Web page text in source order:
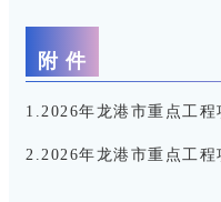
附 件
1.2026年龙港市重点工程
2.2026年龙港市重点工程